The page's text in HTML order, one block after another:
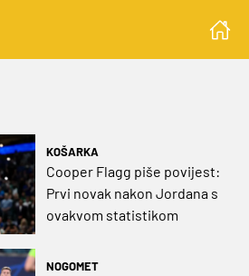
KOŠARKA
Cooper Flagg piše povijest:
Prvi novak nakon Jordana s
ovakvom statistikom
NOGOMET